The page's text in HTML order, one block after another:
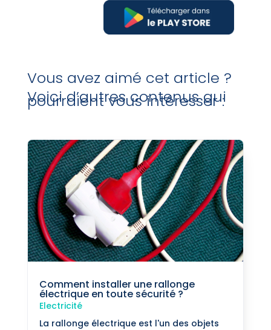
Vous avez aimé cet article ?
Voici d’autres contenus qui
pourraient vous intéresser :
Comment installer une rallonge
électrique en toute sécurité ?
Electricité
La rallonge électrique est l'un des objets